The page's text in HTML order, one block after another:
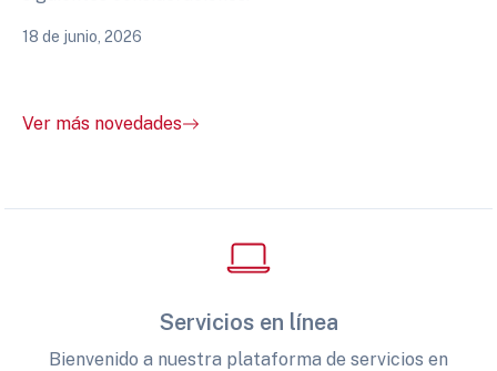
18 de junio, 2026
Ver más novedades
Servicios en línea
Bienvenido a nuestra plataforma de servicios en